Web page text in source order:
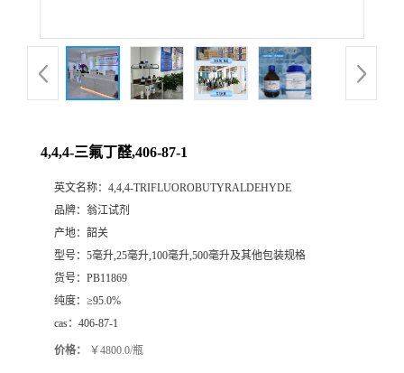
4,4,4-三氟丁醛,406-87-1
英文名称： 4,4,4-TRIFLUOROBUTYRALDEHYDE
品牌： 翁江试剂
产地： 韶关
型号： 5毫升,25毫升,100毫升,500毫升及其他包装规格
货号： PB11869
纯度： ≥95.0%
cas： 406-87-1
价格： ￥4800.0/瓶